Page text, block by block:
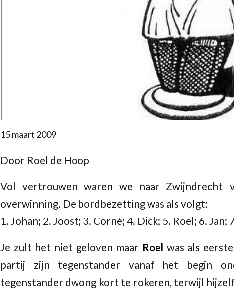
15 maart 2009
Door Roel de Hoop
Vol vertrouwen waren we naar Zwijndrecht
overwinning. De bordbezetting was als volgt:
1. Johan; 2. Joost; 3. Corné; 4. Dick; 5. Roel; 6. Jan;
Je zult het niet geloven maar Roel was als
partij zijn tegenstander vanaf het begin
tegenstander dwong kort te rokeren, terwijl